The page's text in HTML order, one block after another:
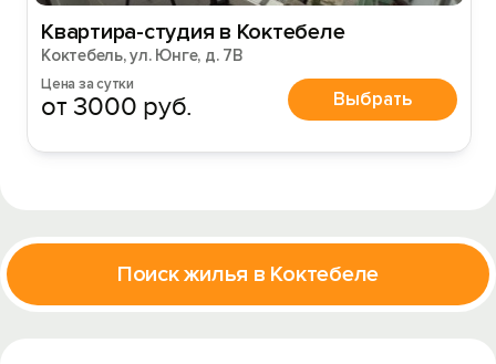
Квартира-студия в Коктебеле
Коктебель, ул. Юнге, д. 7В
Цена за сутки
от 3000 руб. Выбрать
Поиск жилья в Коктебеле